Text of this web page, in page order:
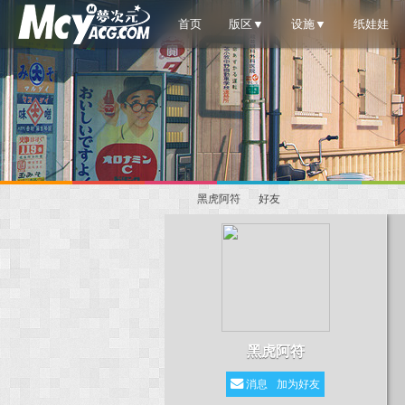
首页 版区▼ 设施▼ 纸娃娃
黑虎阿符 好友
黑虎阿符
消息 加为好友